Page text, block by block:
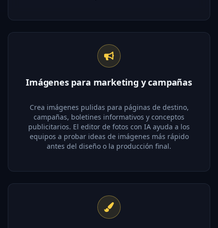
Imágenes para marketing y campañas
Crea imágenes pulidas para páginas de destino,
campañas, boletines informativos y conceptos
publicitarios. El editor de fotos con IA ayuda a los
equipos a probar ideas de imágenes más rápido
antes del diseño o la producción final.